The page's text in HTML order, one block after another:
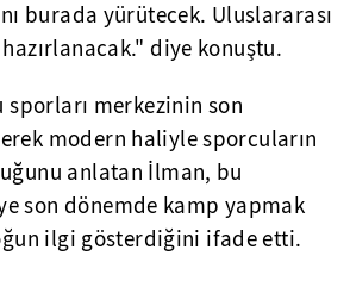
burada yürütecek. Uluslararası
diye konuştu.
sporları merkezinin son
modern haliyle sporcuların
anlatan İlman, bu
son dönemde kamp yapmak
ilgi gösterdiğini ifade etti.